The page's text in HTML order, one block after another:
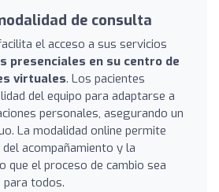
de consulta
el acceso a sus servicios
presenciales en su centro de
virtuales. Los pacientes
del equipo para adaptarse a
personales, asegurando un
La modalidad online permite
acompañamiento y la
que el proceso de cambio sea
para todos.